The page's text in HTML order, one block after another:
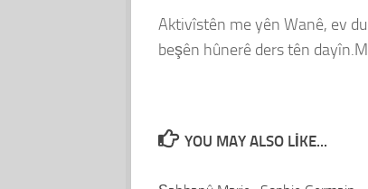
Aktivîstên me yên Wanê, ev
beşên hûnerê ders tên
YOU MAY ALSO LIKE...